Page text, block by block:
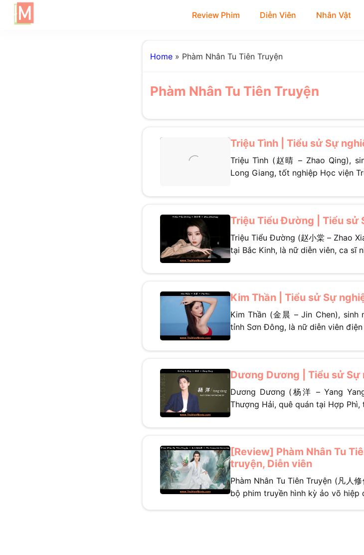
Review Phim Diễn Viên Nhân Vật
Home » Phàm Nhân Tu Tiên Truyện
Phàm Nhân Tu Tiên Truyện
Triệu Tình | Tiểu sử Sự
Triệu Tình (赵晴 – Zhao Qing),
Long Giang, tốt nghiệp Học viện
Triệu Tiểu Đường | Tiểu sử
Triệu Tiểu Đường (赵小棠 – Zhao
tại Bắc Kinh, là nữ diễn viên, ca sĩ
Kim Thần | Tiểu sử Sự
Kim Thần (金晨 – Jin Chen),
tỉnh Sơn Đông, là nữ diễn viên
Dương Dương | Tiểu sử
Dương Dương (杨洋 – Yang
Thượng Hải, quê quán tại Hợp Phì,
[Review] Phàm Nhân Tu
truyện, Diễn viên
Phàm Nhân Tu Tiên Truyện (凡人
bộ phim truyền hình kỳ ảo võ hiệp